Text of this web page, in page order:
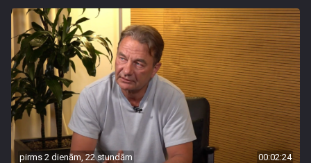
pirms 2 dienām, 22 stundām 00:02:24